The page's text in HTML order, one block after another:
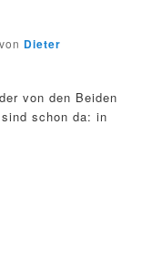
von Dieter
von den Beiden
schon da: in